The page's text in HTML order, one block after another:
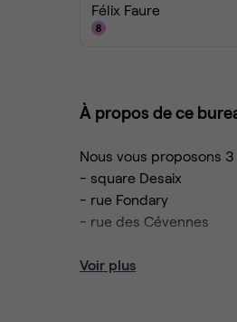
Félix Faure
À propos de ce
Nous vous proposons
- square Desaix
- rue Fondary
- rue des Cévennes
Les points forts de notre
Voir plus